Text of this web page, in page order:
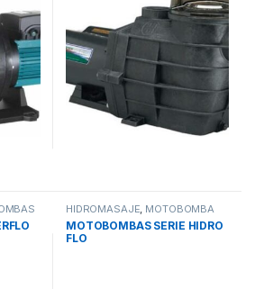
HIDROMASAJE MOTOBOMBA
HIDROMASAJE,
MOTOBOMBAS SERIE HIDRO
FLO